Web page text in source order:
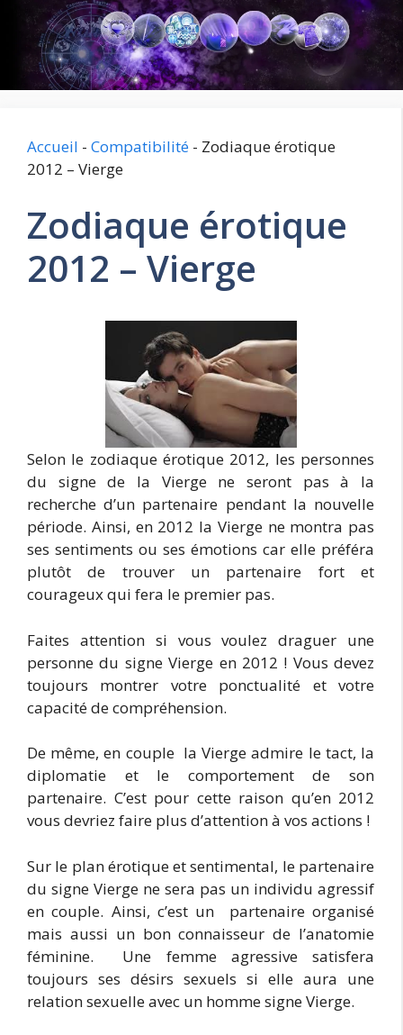
contenu
Accueil - Compatibilité - Zodiaque érotique
2012 – Vierge
Zodiaque érotique
2012 – Vierge
Selon le zodiaque érotique 2012, les personnes
du signe de la Vierge ne seront pas à la
recherche d’un partenaire pendant la nouvelle
période. Ainsi, en 2012 la Vierge ne montra pas
ses sentiments ou ses émotions car elle préféra
plutôt de trouver un partenaire fort et
courageux qui fera le premier pas.
Faites attention si vous voulez draguer une
personne du signe Vierge en 2012 ! Vous devez
toujours montrer votre ponctualité et votre
capacité de compréhension.
De même, en couple la Vierge admire le tact, la
diplomatie et le comportement de son
partenaire. C’est pour cette raison qu’en 2012
vous devriez faire plus d’attention à vos actions !
Sur le plan érotique et sentimental, le partenaire
du signe Vierge ne sera pas un individu agressif
en couple. Ainsi, c’est un partenaire organisé
mais aussi un bon connaisseur de l’anatomie
féminine. Une femme agressive satisfera
toujours ses désirs sexuels si elle aura une
relation sexuelle avec un homme signe Vierge.